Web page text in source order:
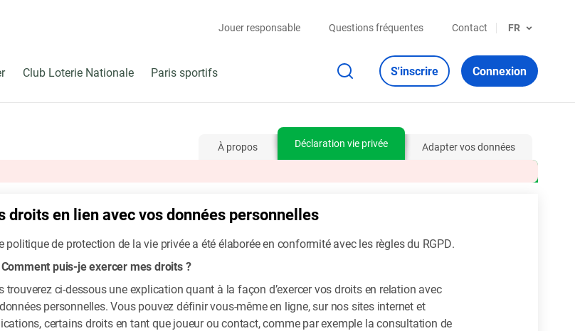
Jouer responsable Questions fréquentes Contact FR
Club Loterie Nationale Paris sportifs S'inscrire Connexion
À propos Déclaration vie privée
Adapter vos données
droits en lien avec vos données personnelles
politique de protection de la vie privée a été élaborée en conformité avec les règles du RGPD.
puis-je exercer mes droits ?
trouverez ci-dessous une explication quant à la façon d’exercer vos droits en relation avec
personnelles. Vous pouvez définir vous-même en ligne, sur nos sites internet et
certains droits en tant que joueur ou contact, comme par exemple la consultation de